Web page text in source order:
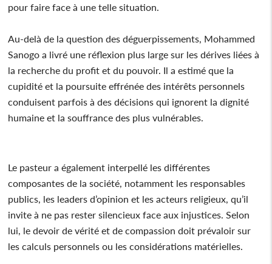
pour faire face à une telle situation.
Au-delà de la question des déguerpissements, Mohammed
Sanogo a livré une réflexion plus large sur les dérives liées à
la recherche du profit et du pouvoir. Il a estimé que la
cupidité et la poursuite effrénée des intérêts personnels
conduisent parfois à des décisions qui ignorent la dignité
humaine et la souffrance des plus vulnérables.
Le pasteur a également interpellé les différentes
composantes de la société, notamment les responsables
publics, les leaders d’opinion et les acteurs religieux, qu’il
invite à ne pas rester silencieux face aux injustices. Selon
lui, le devoir de vérité et de compassion doit prévaloir sur
les calculs personnels ou les considérations matérielles.